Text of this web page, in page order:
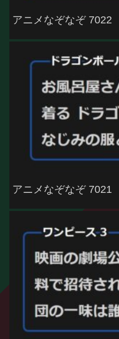
アニメなぞなぞ 7022
アニメなぞなぞ 7021